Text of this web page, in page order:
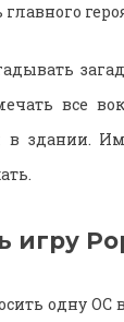
главного
все
здании.
игру
одну